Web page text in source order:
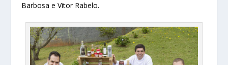
Barbosa e Vitor Rabelo.